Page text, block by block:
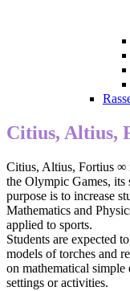
Citius, Altius,
Citius, Altius, Fortius ∞
the Olympic Games, its
purpose is to increase
Mathematics and
applied to sports.
Students are expected
models of torches and
on mathematical
settings or activities.